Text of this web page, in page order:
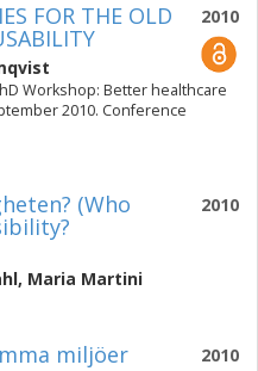
2010
FOR THE OLD
Workshop: Better healthcare
2010. Conference
2010
(Who
, Maria Martini
2010
miljöer